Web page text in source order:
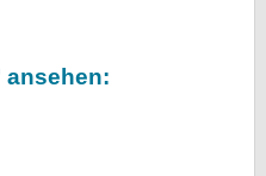
ansehen:
Ansicht